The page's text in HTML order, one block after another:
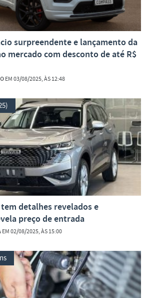
surpreendente e lançamento da
mercado com desconto de até R$
EM 03/08/2025, ÀS 12:48
tem detalhes revelados e
preço de entrada
EM 02/08/2025, ÀS 15:00